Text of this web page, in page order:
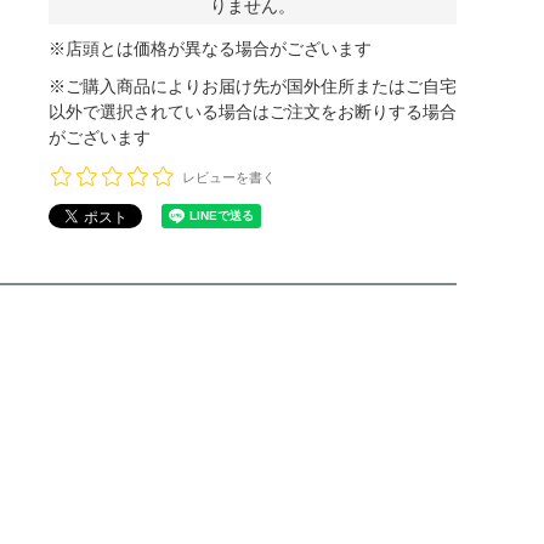
りません。
※店頭とは価格が異なる場合がございます
※ご購入商品によりお届け先が国外住所またはご自宅
以外で選択されている場合はご注文をお断りする場合
がございます
レビューを書く